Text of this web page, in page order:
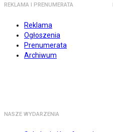
REKLAMA I PRENUMERATA
Reklama
Ogłoszenia
Prenumerata
Archiwum
NASZE WYDARZENIA